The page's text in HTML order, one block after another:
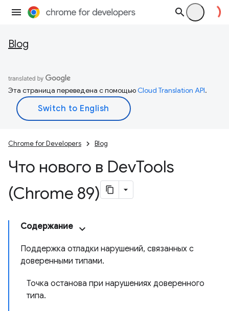
Blog
Эта страница переведена с помощьюCloud Translation API.
Chrome for Developers Blog
Что нового в DevTools
(Chrome 89)
Содержание
Поддержка отладки нарушений, связанных с
доверенными типами.
Точка останова при нарушениях доверенного
типа.